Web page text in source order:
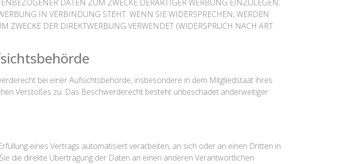
DATEN ZUM ZWECKE DERARTIGER WERBUNG EINZULEGEN;
IN VERBINDUNG STEHT. WENN SIE WIDERSPRECHEN, WERDEN
DER DIREKTWERBUNG VERWENDET (WIDERSPRUCH NACH ART.
bei einer Aufsichtsbehörde, insbesondere in dem Mitgliedstaat ihres
Verstoßes zu. Das Beschwerderecht besteht unbeschadet anderweitiger
eines Vertrags automatisiert verarbeiten, an sich oder an einen Dritten in
die direkte Übertragung der Daten an einen anderen Verantwortlichen